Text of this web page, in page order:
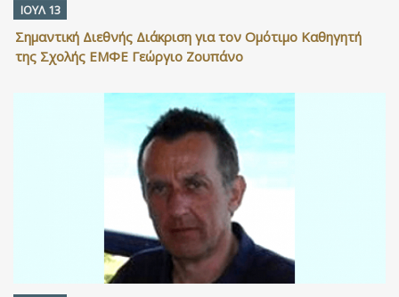
ΙΟΥΛ 13
Σημαντική Διεθνής Διάκριση για τον Ομότιμο Καθηγητή
της Σχολής ΕΜΦΕ Γεώργιο Ζουπάνο